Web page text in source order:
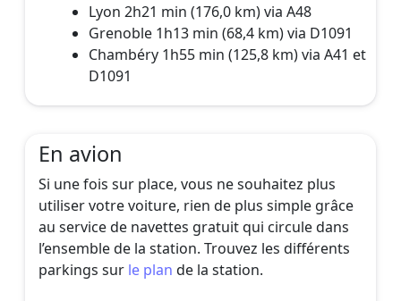
Lyon 2h21 min (176,0 km) via A48
Grenoble 1h13 min (68,4 km) via D1091
Chambéry 1h55 min (125,8 km) via A41 et
D1091
En avion
Si une fois sur place, vous ne souhaitez plus
utiliser votre voiture, rien de plus simple grâce
au service de navettes gratuit qui circule dans
l’ensemble de la station. Trouvez les différents
parkings sur le plan de la station.